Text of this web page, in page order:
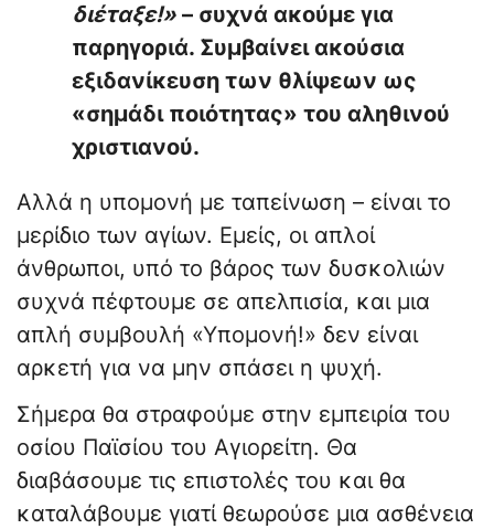
διέταξε!» – συχνά ακούμε για
παρηγοριά. Συμβαίνει ακούσια
εξιδανίκευση των θλίψεων ως
«σημάδι ποιότητας» του αληθινού
χριστιανού.
Αλλά η υπομονή με ταπείνωση – είναι το
μερίδιο των αγίων. Εμείς, οι απλοί
άνθρωποι, υπό το βάρος των δυσκολιών
συχνά πέφτουμε σε απελπισία, και μια
απλή συμβουλή «Υπομονή!» δεν είναι
αρκετή για να μην σπάσει η ψυχή.
Σήμερα θα στραφούμε στην εμπειρία του
οσίου Παϊσίου του Αγιορείτη. Θα
διαβάσουμε τις επιστολές του και θα
καταλάβουμε γιατί θεωρούσε μια ασθένεια